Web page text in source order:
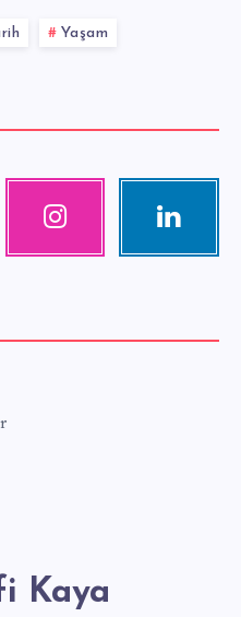
Yaşam
Instagram
Fotoğraflarımız!
Linkedin
Ziyaret
Kaya